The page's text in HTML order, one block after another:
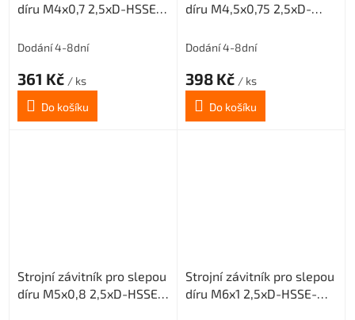
díru M4x0,7 2,5xD-HSSE-
Dodání 4-8dní
361 Kč / ks
Do košíku
díru M4,5x0,75 2,5xD-
Dodání 4-8dní
398 Kč / ks
Do košíku
Strojní závitník pro slepou
díru M5x0,8 2,5xD-HSSE-
Strojní závitník pro slepou
díru M6x1 2,5xD-HSSE-